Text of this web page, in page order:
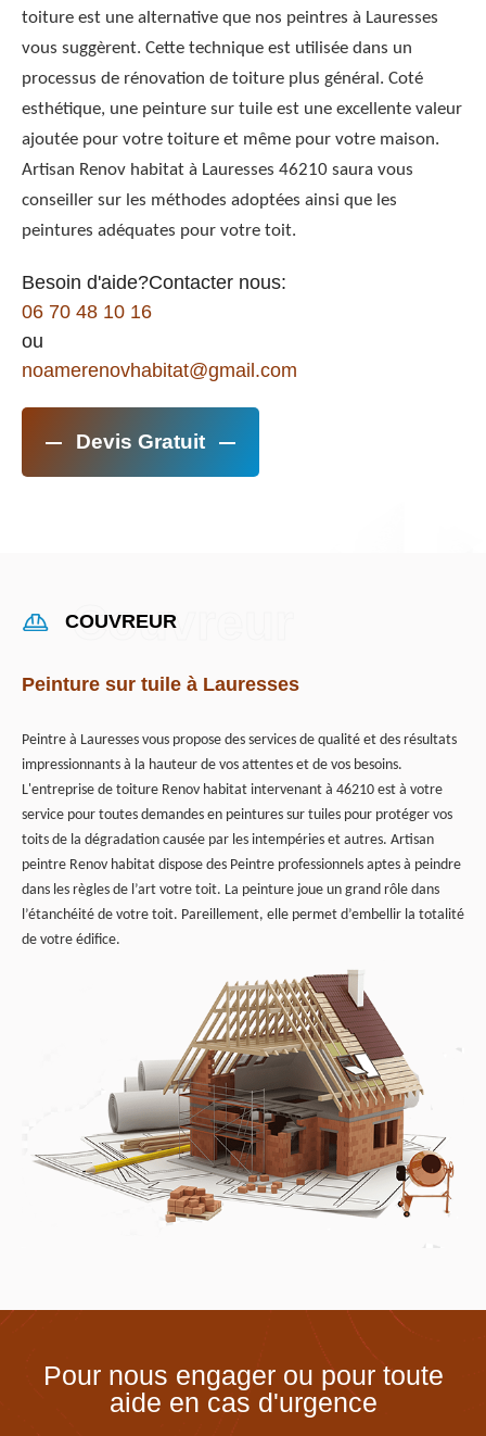
toiture est une alternative que nos peintres à Lauresses
vous suggèrent. Cette technique est utilisée dans un
processus de rénovation de toiture plus général. Coté
esthétique, une peinture sur tuile est une excellente valeur
ajoutée pour votre toiture et même pour votre maison.
Artisan Renov habitat à Lauresses 46210 saura vous
conseiller sur les méthodes adoptées ainsi que les
peintures adéquates pour votre toit.
Besoin d'aide?Contacter nous:
06 70 48 10 16
ou
noamerenovhabitat@gmail.com
Devis Gratuit
COUVREUR
Peinture sur tuile à Lauresses
Peintre à Lauresses vous propose des services de qualité et des résultats
impressionnants à la hauteur de vos attentes et de vos besoins.
L'entreprise de toiture Renov habitat intervenant à 46210 est à votre
service pour toutes demandes en peintures sur tuiles pour protéger vos
toits de la dégradation causée par les intempéries et autres. Artisan
peintre Renov habitat dispose des Peintre professionnels aptes à peindre
dans les règles de l’art votre toit. La peinture joue un grand rôle dans
l’étanchéité de votre toit. Pareillement, elle permet d’embellir la totalité
de votre édifice.
Pour nous engager ou pour toute
aide en cas d'urgence